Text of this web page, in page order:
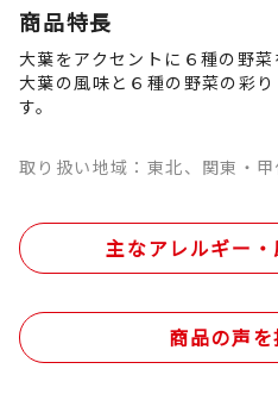
商品特長
大葉をアクセントに６種の野菜
大葉の風味と６種の野菜の彩
す。
取り扱い地域：東北、関東・甲
主なアレルギー
商品の声